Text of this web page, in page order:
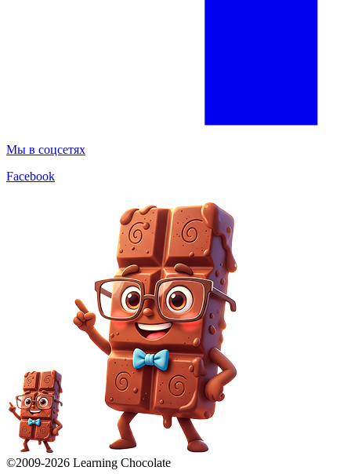
Мы в соцсетях
Facebook
©2009-2026 Learning Chocolate